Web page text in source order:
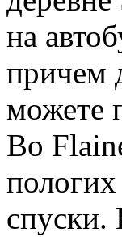
на
причем
можете
Во
спуски.